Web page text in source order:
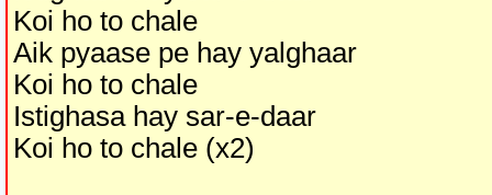
Koi ho to chale
Aik pyaase pe hay yalghaar
Koi ho to chale
Istighasa hay sar-e-daar
Koi ho to chale (x2)